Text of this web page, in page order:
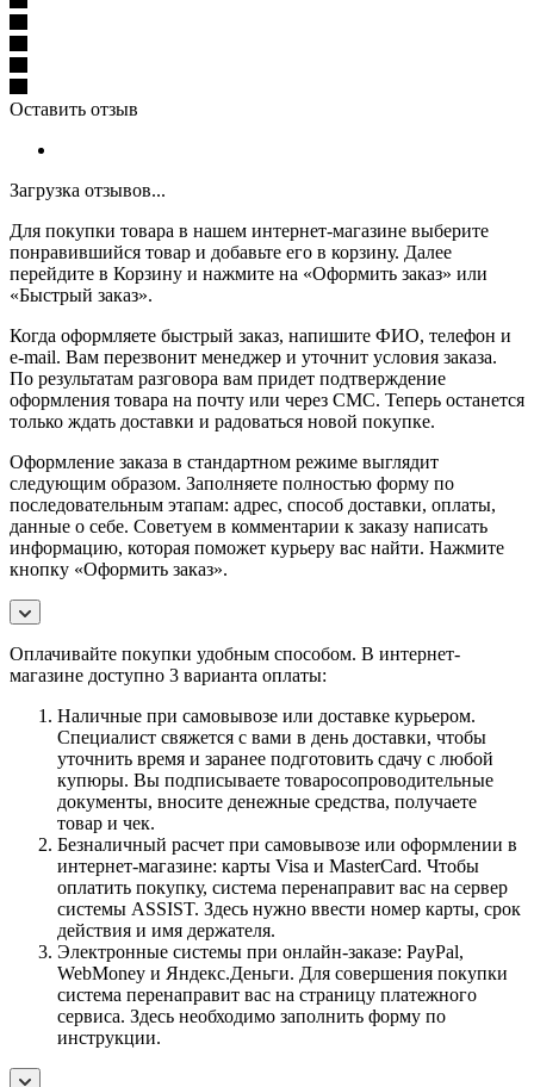
Оставить отзыв
Загрузка отзывов...
Для покупки товара в нашем интернет-магазине выберите
понравившийся товар и добавьте его в корзину. Далее
перейдите в Корзину и нажмите на «Оформить заказ» или
«Быстрый заказ».
Когда оформляете быстрый заказ, напишите ФИО, телефон и
e-mail. Вам перезвонит менеджер и уточнит условия заказа.
По результатам разговора вам придет подтверждение
оформления товара на почту или через СМС. Теперь останется
только ждать доставки и радоваться новой покупке.
Оформление заказа в стандартном режиме выглядит
следующим образом. Заполняете полностью форму по
последовательным этапам: адрес, способ доставки, оплаты,
данные о себе. Советуем в комментарии к заказу написать
информацию, которая поможет курьеру вас найти. Нажмите
кнопку «Оформить заказ».
Оплачивайте покупки удобным способом. В интернет-
магазине доступно 3 варианта оплаты:
Наличные при самовывозе или доставке курьером.
Специалист свяжется с вами в день доставки, чтобы
уточнить время и заранее подготовить сдачу с любой
купюры. Вы подписываете товаросопроводительные
документы, вносите денежные средства, получаете
товар и чек.
Безналичный расчет при самовывозе или оформлении в
интернет-магазине: карты Visa и MasterCard. Чтобы
оплатить покупку, система перенаправит вас на сервер
системы ASSIST. Здесь нужно ввести номер карты, срок
действия и имя держателя.
Электронные системы при онлайн-заказе: PayPal,
WebMoney и Яндекс.Деньги. Для совершения покупки
система перенаправит вас на страницу платежного
сервиса. Здесь необходимо заполнить форму по
инструкции.